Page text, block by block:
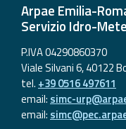
Arpae Emilia-
Servizio Idro-
P.IVA 04290860370
Viale Silvani 6, 40122
tel. +39 0516 497611
email: simc-
email: